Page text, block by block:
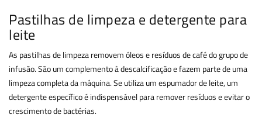
Pastilhas de limpeza e detergente para
leite
As pastilhas de limpeza removem óleos e resíduos de café do grupo de
infusão. São um complemento à descalcificação e fazem parte de uma
limpeza completa da máquina. Se utiliza um espumador de leite, um
detergente específico é indispensável para remover resíduos e evitar o
crescimento de bactérias.